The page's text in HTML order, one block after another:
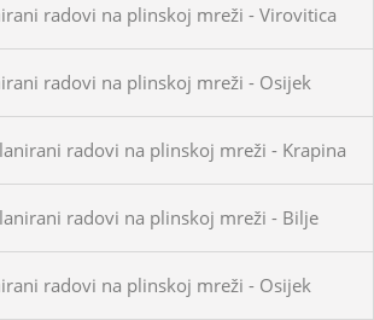
radovi na plinskoj mreži - Virovitica
radovi na plinskoj mreži - Osijek
radovi na plinskoj mreži - Krapina
radovi na plinskoj mreži - Bilje
radovi na plinskoj mreži - Osijek